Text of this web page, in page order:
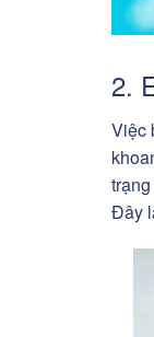
2.
Việc
Đây